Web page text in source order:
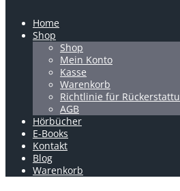
Home
Shop
Shop
Mein Konto
Kasse
Warenkorb
Richtlinie für
AGB
Hörbücher
E-Books
Kontakt
Blog
Warenkorb